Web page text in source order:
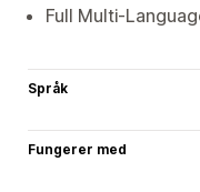
Full Multi-
Språk
Fungerer med